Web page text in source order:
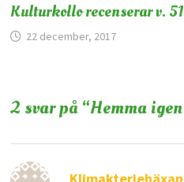
Kulturkollo recenserar v.
22 december, 2017
2 svar på “Hemma igen